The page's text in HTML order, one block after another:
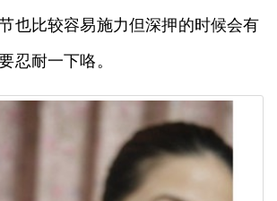
也比较容易施力但深押的时候会有
忍耐一下咯。